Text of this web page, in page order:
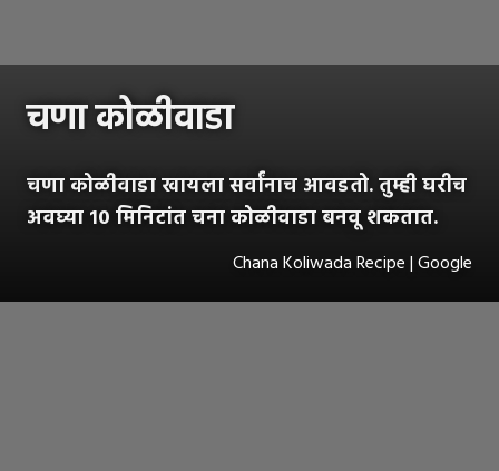
चणा कोळीवाडा
चणा कोळीवाडा खायला सर्वांनाच आवडतो. तुम्ही घरीच
अवघ्या १० मिनिटांत चना कोळीवाडा बनवू शकतात.
Chana Koliwada Recipe | Google